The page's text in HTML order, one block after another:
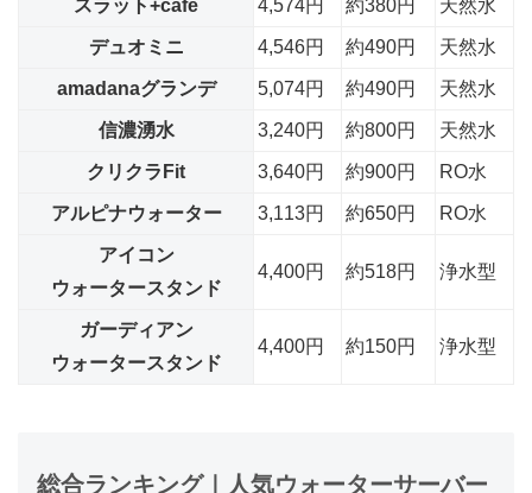
スラット+cafe 4,574円 約380円 天然水
デュオミニ 4,546円 約490円 天然水
amadanaグランデ 5,074円 約490円 天然水
信濃湧水 3,240円 約800円 天然水
クリクラFit 3,640円 約900円 RO水
アルピナウォーター 3,113円 約650円 RO水
アイコン
ウォータースタンド
4,400円 約518円 浄水型
ガーディアン
ウォータースタンド
4,400円 約150円 浄水型
総合ランキング｜人気ウォーターサーバー